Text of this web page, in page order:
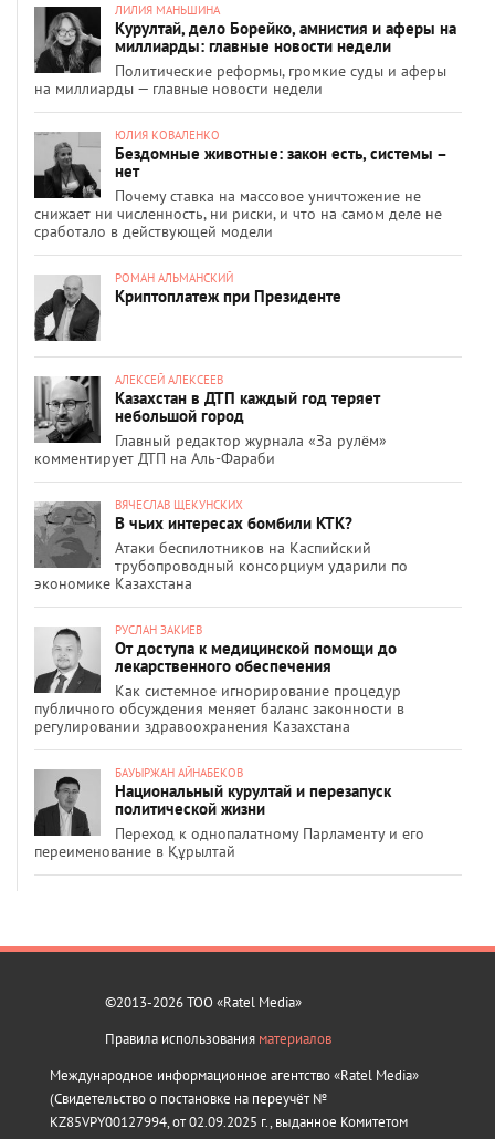
ЛИЛИЯ МАНЬШИНА
Курултай, дело Борейко, амнистия и аферы на
миллиарды: главные новости недели
Политические реформы, громкие суды и аферы
на миллиарды — главные новости недели
ЮЛИЯ КОВАЛЕНКО
Бездомные животные: закон есть, системы –
нет
Почему ставка на массовое уничтожение не
снижает ни численность, ни риски, и что на самом деле не
сработало в действующей модели
РОМАН АЛЬМАНСКИЙ
Криптоплатеж при Президенте
АЛЕКСЕЙ АЛЕКСЕЕВ
Казахстан в ДТП каждый год теряет
небольшой город
Главный редактор журнала «За рулём»
комментирует ДТП на Аль-Фараби
ВЯЧЕСЛАВ ЩЕКУНСКИХ
В чьих интересах бомбили КТК?
Атаки беспилотников на Каспийский
трубопроводный консорциум ударили по
экономике Казахстана
РУСЛАН ЗАКИЕВ
От доступа к медицинской помощи до
лекарственного обеспечения
Как системное игнорирование процедур
публичного обсуждения меняет баланс законности в
регулировании здравоохранения Казахстана
БАУЫРЖАН АЙНАБЕКОВ
Национальный курултай и перезапуск
политической жизни
Переход к однопалатному Парламенту и его
переименование в Құрылтай
©2013-2026 ТОО «Ratel Media»
Правила использования материалов
Международное информационное агентство «Ratel Media»
(Свидетельство о постановке на переучёт №
KZ85VPY00127994, от 02.09.2025 г., выданное Комитетом